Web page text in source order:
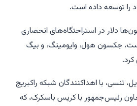
را توسعه داده است.
دلار در استراحتگاه‌های انحصاری
جکسون هول، وایومینگ، و بیگ
کرد.
تنسی، با اهداکنندگان شبکه راکبریج
رئیس‌جمهور با کریس باسکرک، که